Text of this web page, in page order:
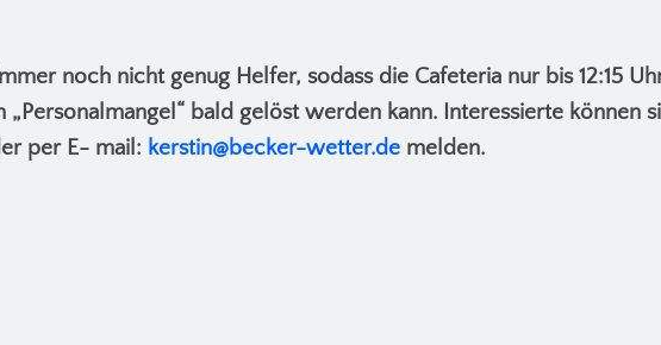
noch nicht genug Helfer, sodass die Cafeteria nur bis 12:15
„Personalmangel“ bald gelöst werden kann. Interessierte können
per E- mail: kerstin@becker-wetter.de melden.